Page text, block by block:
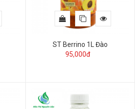
ST Berrino 1L Đào
95,000đ